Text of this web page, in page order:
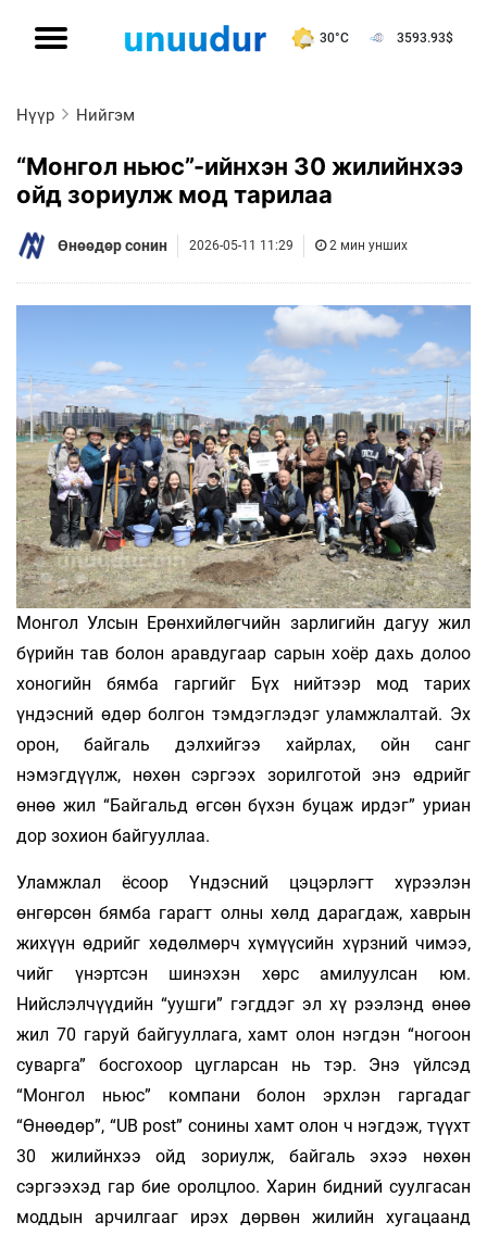
30°C 3593.93$
Нүүр Нийгэм
“Монгол ньюс”-ийнхэн 30 жилийнхээ
ойд зориулж мод тарилаа
Өнөөдөр сонин 2026-05-11 11:29 2 мин унших
Монгол Улсын Ерөнхийлөгчийн зарлигийн дагуу жил
бүрийн тав болон аравдугаар сарын хоёр дахь долоо
хоногийн бямба гаргийг Бүх нийтээр мод тарих
үндэсний өдөр болгон тэмдэглэдэг уламжлалтай. Эх
орон, байгаль дэлхийгээ хайрлах, ойн санг
нэмэгдүүлж, нөхөн сэргээх зорилготой энэ өдрийг
өнөө жил “Байгальд өгсөн бүхэн буцаж ирдэг” уриан
дор зохион байгууллаа.
Уламжлал ёсоор Үндэсний цэцэрлэгт хүрээлэн
өнгөрсөн бямба гарагт олны хөлд дарагдаж, хаврын
жихүүн өдрийг хөдөлмөрч хүмүүсийн хүрзний чимээ,
чийг үнэртсэн шинэхэн хөрс амилуулсан юм.
Нийслэлчүүдийн “уушги” гэгддэг эл хү­ рээлэнд өнөө
жил 70 гаруй байгууллага, хамт олон нэгдэн “ногоон
суварга” босгохоор цугларсан нь тэр. Энэ үйлсэд
“Монгол ньюс” компани болон эрхлэн гаргадаг
“Өнөөдөр”, “UB post” сонины хамт олон ч нэгдэж, түүхт
30 жилийнхээ ойд зориулж, байгаль эхээ нөхөн
сэргээхэд гар бие оролцлоо. Харин бидний суулгасан
моддын арчилгааг ирэх дөрвөн жилийн хугацаанд